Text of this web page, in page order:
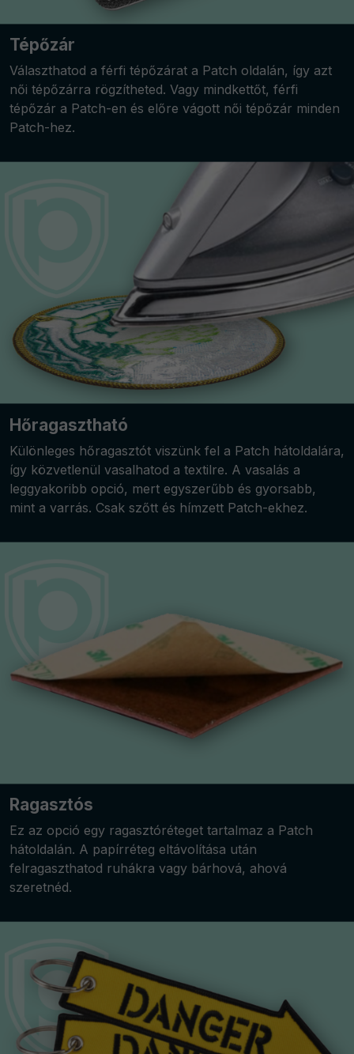
Tépőzár
Választhatod a férfi tépőzárat a Patch oldalán, így azt
női tépőzárra rögzítheted. Vagy mindkettőt, férfi
tépőzár a Patch-en és előre vágott női tépőzár minden
Patch-hez.
Hőragasztható
Különleges hőragasztót viszünk fel a Patch hátoldalára,
így közvetlenül vasalhatod a textilre. A vasalás a
leggyakoribb opció, mert egyszerűbb és gyorsabb,
mint a varrás. Csak szőtt és hímzett Patch-ekhez.
Ragasztós
Ez az opció egy ragasztóréteget tartalmaz a Patch
hátoldalán. A papírréteg eltávolítása után
felragaszthatod ruhákra vagy bárhová, ahová
szeretnéd.